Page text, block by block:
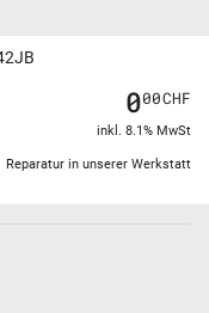
Reparatur in unserer Werkstatt
000CHF
inkl. 8.1% MwSt